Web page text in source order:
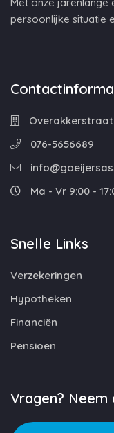
persoonlijke situatie
Overakkerstraat
076-5656689
Ma - Vr 9:00 -
Snelle Links
Verzekeringen
Hypotheken
Financiën
Pensioen
Vragen?